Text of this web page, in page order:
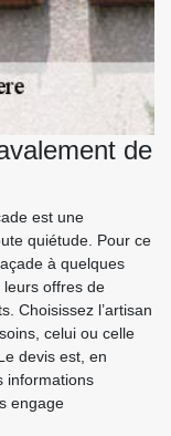
de
est une
quiétude. Pour ce
à quelques
offres de
Choisissez l’artisan
celui ou celle
devis est, en
informations
engage